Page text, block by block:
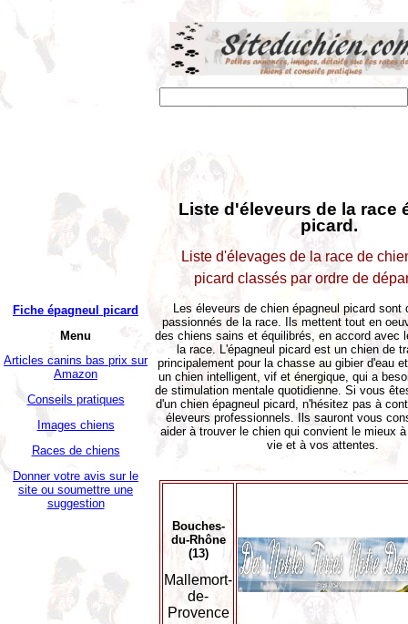
Fiche épagneul picard
Menu
Articles canins bas prix sur
Amazon
Conseils pratiques
Images chiens
Races de chiens
Donner votre avis sur le
site ou soumettre une
suggestion
Liste d'éleveurs de la race
picard.
Liste d'élevages de la race de
picard classés par ordre de
Les éleveurs de chien épagneul picard sont
passionnés de la race. Ils mettent tout en
des chiens sains et équilibrés, en accord avec
la race. L'épagneul picard est un chien de
principalement pour la chasse au gibier d'eau
un chien intelligent, vif et énergique, qui a
de stimulation mentale quotidienne. Si vous
d'un chien épagneul picard, n'hésitez pas à
éleveurs professionnels. Ils sauront vous
aider à trouver le chien qui convient le mieux
vie et à vos attentes.
Bouches-
du-Rhône
(13)
Mallemort-
de-
Provence